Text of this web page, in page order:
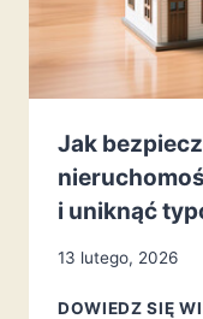
Jak
i uniknąć
13 lutego, 2026
DOWIEDZ SIĘ